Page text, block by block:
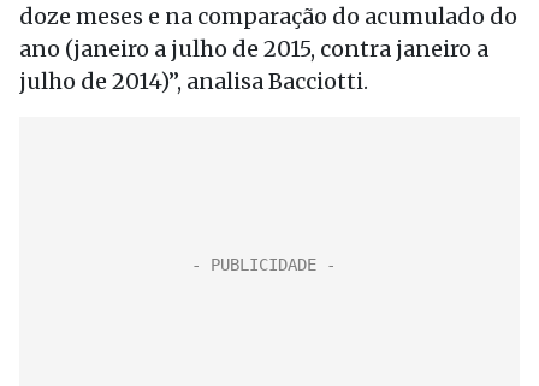
doze meses e na comparação do acumulado do
ano (janeiro a julho de 2015, contra janeiro a
julho de 2014)”, analisa Bacciotti.